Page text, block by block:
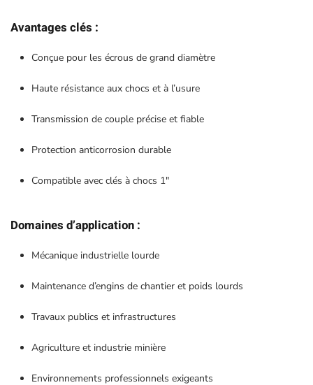
Avantages clés :
Conçue pour les écrous de grand diamètre
Haute résistance aux chocs et à l’usure
Transmission de couple précise et fiable
Protection anticorrosion durable
Compatible avec clés à chocs 1″
Domaines d’application :
Mécanique industrielle lourde
Maintenance d’engins de chantier et poids lourds
Travaux publics et infrastructures
Agriculture et industrie minière
Environnements professionnels exigeants